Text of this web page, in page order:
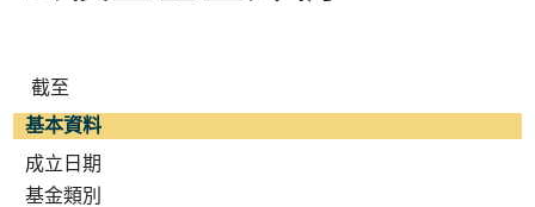
截至
基本資料
成立日期
基金類別